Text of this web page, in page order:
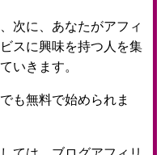
次に、あなたがアフィ
スに興味を持つ人を集
いきます。
も無料で始められま